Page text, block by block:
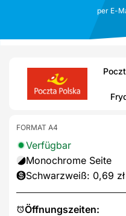
per E-
Öffnungszeiten:
FORMAT A4
Verfügbar
Monochrome Seite
Schwarzweiß: 0,69